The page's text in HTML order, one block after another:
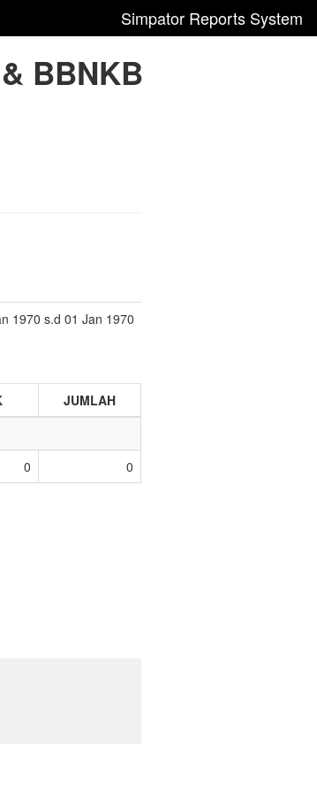
Simpator Reports System
BBNKB
1970 s.d 01 Jan 1970
JUMLAH
0 0